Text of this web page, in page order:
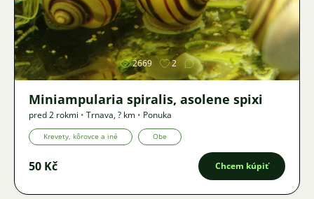
Obrázok
2669 2
Miniampularia spiralis, asolene spixi
pred 2 rokmi • Trnava,? km • Ponuka
Krevety, kôrovce a iné Obe
50 Kč Chcem kúpiť